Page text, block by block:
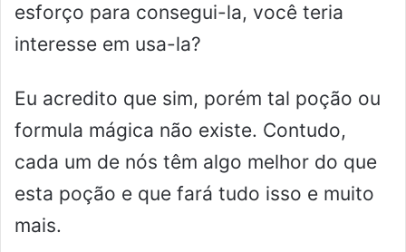
esforço para consegui-la, você teria
interesse em usa-la?
Eu acredito que sim, porém tal poção ou
formula mágica não existe. Contudo,
cada um de nós têm algo melhor do que
esta poção e que fará tudo isso e muito
mais.